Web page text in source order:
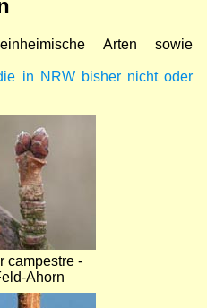
Arten sowie
in NRW bisher nicht oder
campestre -
Ahorn